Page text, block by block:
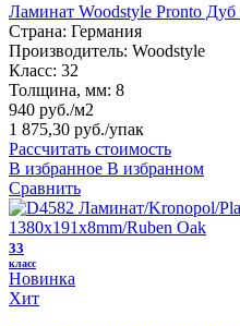
Ламинат Woodstyle Pronto Дуб
Страна: Германия
Производитель: Woodstyle
Класс: 32
Толщина, мм: 8
940 руб./м2
1 875,30 руб./упак
Рассчитать стоимость
В избранное В избранном
Сравнить
33
класс
Новинка
Хит